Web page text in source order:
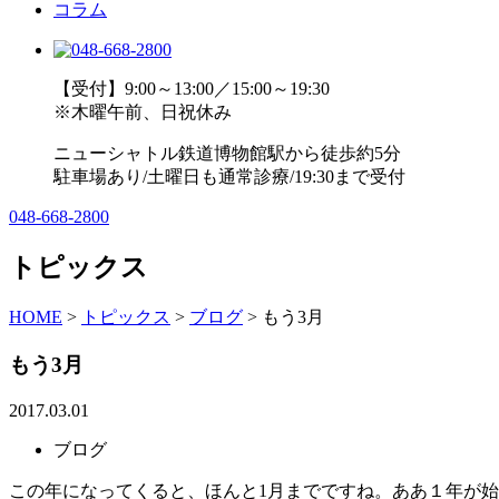
コラム
【受付】9:00～13:00／15:00～19:30
※木曜午前、日祝休み
ニューシャトル鉄道博物館駅から徒歩約5分
駐車場あり/土曜日も通常診療/19:30まで受付
048-668-2800
トピックス
HOME > トピックス > ブログ > もう3月
もう3月
2017.03.01
ブログ
この年になってくると、ほんと1月までですね。ああ１年が